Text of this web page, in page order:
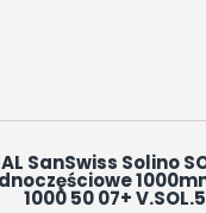
SanSwiss Solino
1000 50 07+